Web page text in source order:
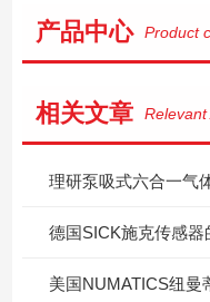
产品中心 Product
相关文章 Relevant
理研泵吸式六合一气
德国SICK施克传感器
美国NUMATICS纽曼